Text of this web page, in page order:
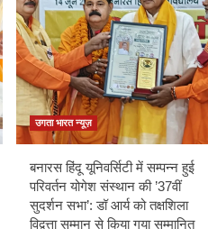
उगता भारत न्यूज़
बनारस हिंदू यूनिवर्सिटी में सम्पन्न हुई
परिवर्तन योगेश संस्थान की ’37वीं
सुदर्शन सभा’: डॉ आर्य को तक्षशिला
विद्वत्ता सम्मान से किया गया सम्मानित